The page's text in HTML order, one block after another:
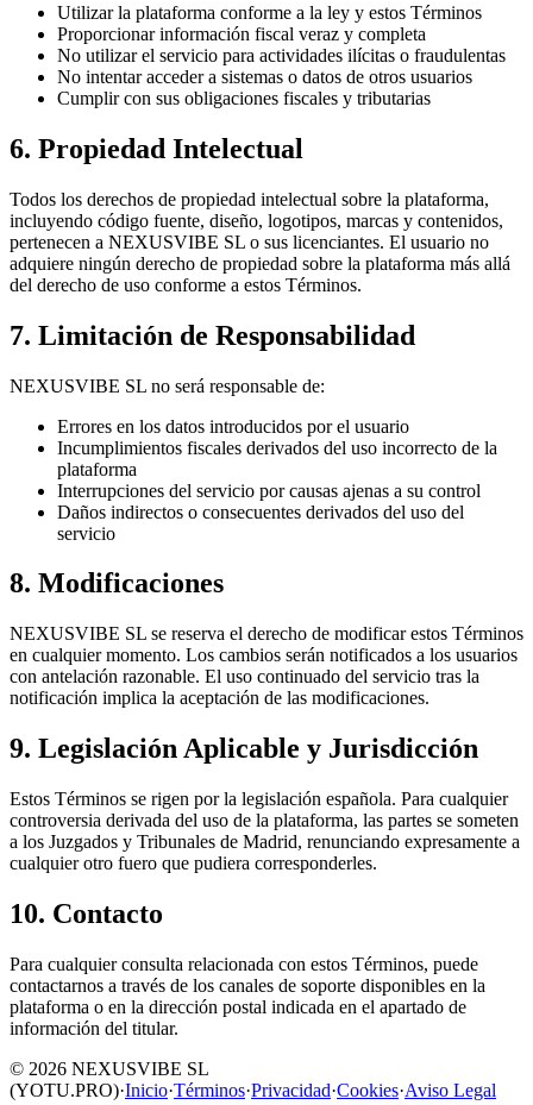
Utilizar la plataforma conforme a la ley y estos Términos
Proporcionar información fiscal veraz y completa
No utilizar el servicio para actividades ilícitas o fraudulentas
No intentar acceder a sistemas o datos de otros usuarios
Cumplir con sus obligaciones fiscales y tributarias
6. Propiedad Intelectual
Todos los derechos de propiedad intelectual sobre la plataforma,
incluyendo código fuente, diseño, logotipos, marcas y contenidos,
pertenecen a NEXUSVIBE SL o sus licenciantes. El usuario no
adquiere ningún derecho de propiedad sobre la plataforma más allá
del derecho de uso conforme a estos Términos.
7. Limitación de Responsabilidad
NEXUSVIBE SL no será responsable de:
Errores en los datos introducidos por el usuario
Incumplimientos fiscales derivados del uso incorrecto de la
plataforma
Interrupciones del servicio por causas ajenas a su control
Daños indirectos o consecuentes derivados del uso del
servicio
8. Modificaciones
NEXUSVIBE SL se reserva el derecho de modificar estos Términos
en cualquier momento. Los cambios serán notificados a los usuarios
con antelación razonable. El uso continuado del servicio tras la
notificación implica la aceptación de las modificaciones.
9. Legislación Aplicable y Jurisdicción
Estos Términos se rigen por la legislación española. Para cualquier
controversia derivada del uso de la plataforma, las partes se someten
a los Juzgados y Tribunales de Madrid, renunciando expresamente a
cualquier otro fuero que pudiera corresponderles.
10. Contacto
Para cualquier consulta relacionada con estos Términos, puede
contactarnos a través de los canales de soporte disponibles en la
plataforma o en la dirección postal indicada en el apartado de
información del titular.
© 2026 NEXUSVIBE SL
(YOTU.PRO)·Inicio·Términos·Privacidad·Cookies·Aviso Legal